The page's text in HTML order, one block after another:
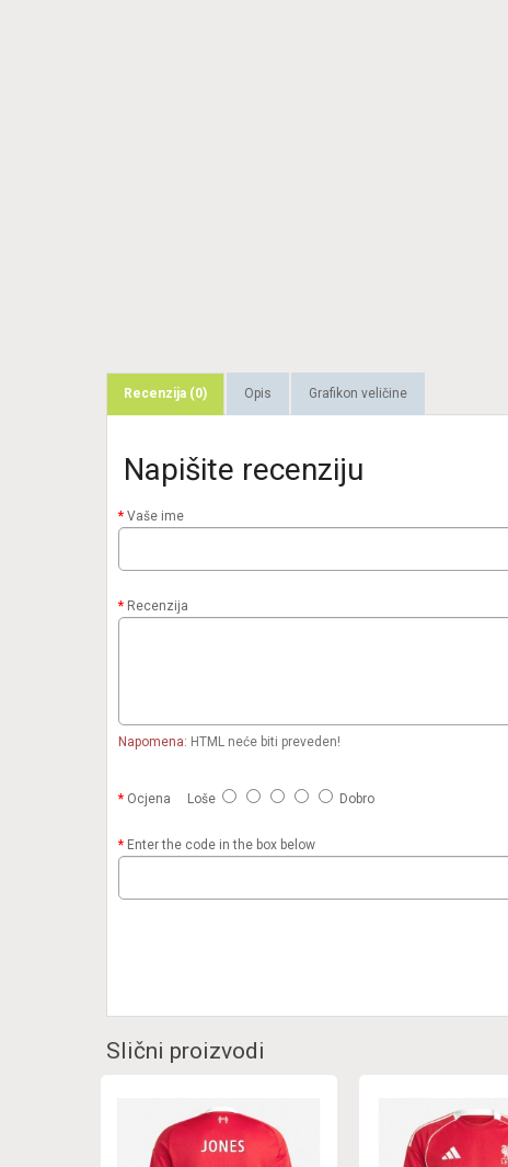
Recenzija (0) Opis Grafikon veličine
Napišite recenziju
Vaše ime
Recenzija
Napomena: HTML neće biti preveden!
Ocjena Loše Dobro
Enter the code in the box below
Slični proizvodi